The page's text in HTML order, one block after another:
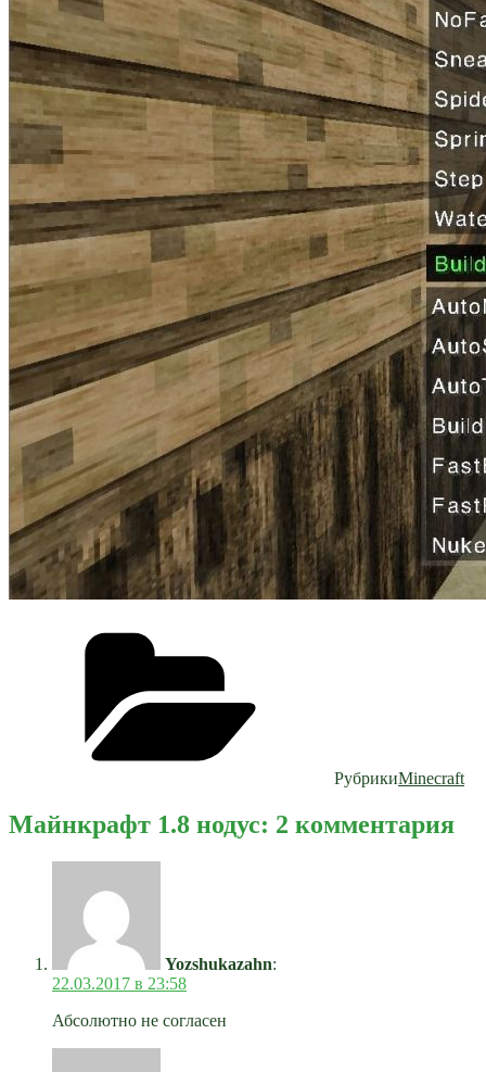
РубрикиMinecraft
Майнкрафт 1.8 нодус: 2 комментария
Yozshukazahn:
22.03.2017 в 23:58
Абсолютно не согласен